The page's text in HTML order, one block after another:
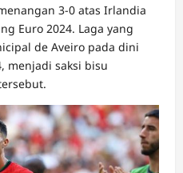
3-0 atas Irlandia
Euro 2024. Laga yang
de Aveiro pada dini
menjadi saksi bisu